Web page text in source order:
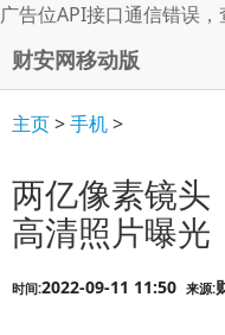
广告位API接口通信错误，
财安网移动版
主页>手机>
两亿像素镜头
高清照片曝光
时间:2022-09-11 11:50 来源: